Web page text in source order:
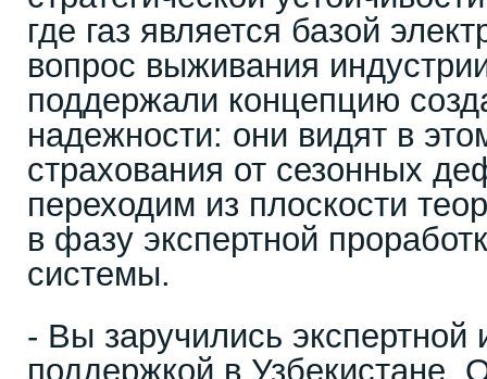
где газ является базой
вопрос выживания
поддержали концепцию
надежности: они видят в
страхования от сезонных
переходим из плоскости
в фазу экспертной
системы.
- Вы заручились экспертной
поддержкой в Узбекистане.